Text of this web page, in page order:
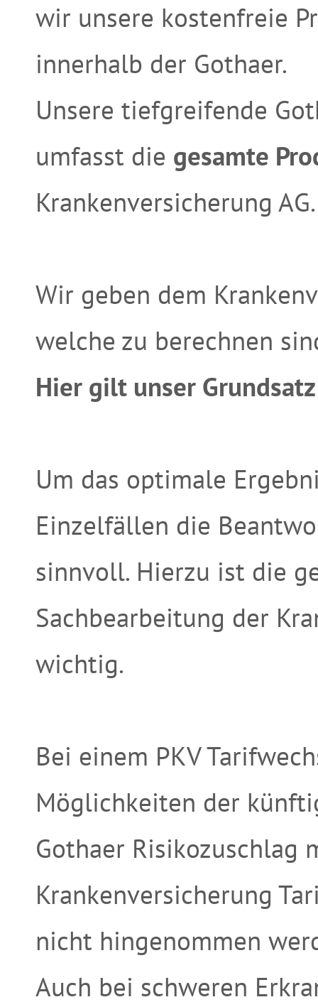
wir unsere kostenfreie
innerhalb der Gothaer.
Unsere tiefgreifende
umfasst die gesamte
Krankenversicherung AG.
Wir geben dem
welche zu berechnen
Hier gilt unser
Um das optimale
Einzelfällen die
sinnvoll. Hierzu ist die
Sachbearbeitung der
wichtig.
Bei einem PKV
Möglichkeiten der
Gothaer Risikozuschlag
Krankenversicherung
nicht hingenommen
Auch bei schweren